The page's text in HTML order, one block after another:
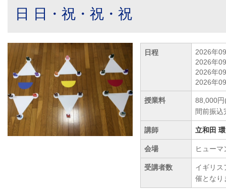
日 日・祝・祝・祝
日程
2026年
2026年
2026年
2026年
授業料
88,000円
間前振
講師 立和田 環
会場 ヒュー
受講者数
イギリス
催となり